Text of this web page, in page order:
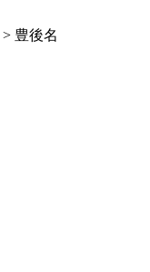
> 豊後名